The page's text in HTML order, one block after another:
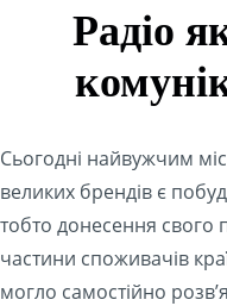
Радіо
Сьогодні найвужчим
великих брендів є
тобто донесення свого
частини споживачів
могло самостійно